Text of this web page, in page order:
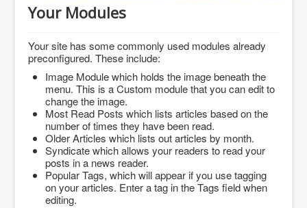
Выпускнику
Противодействие терроризму и экстремизму
Инклюзивное образование
Blog
About
Author Login
Your Modules
Your site has some commonly used modules already
preconfigured. These include:
Image Module which holds the image beneath the
menu. This is a Custom module that you can edit to
change the image.
Most Read Posts which lists articles based on the
number of times they have been read.
Older Articles which lists out articles by month.
Syndicate which allows your readers to read your
posts in a news reader.
Popular Tags, which will appear if you use tagging
on your articles. Enter a tag in the Tags field when
editing.